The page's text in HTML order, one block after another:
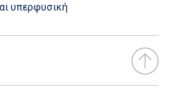
υπερφυσική